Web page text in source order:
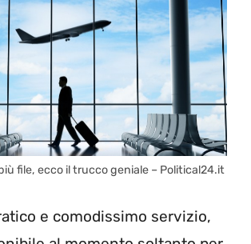
file, ecco il trucco geniale – Political24.it
e comodissimo servizio,